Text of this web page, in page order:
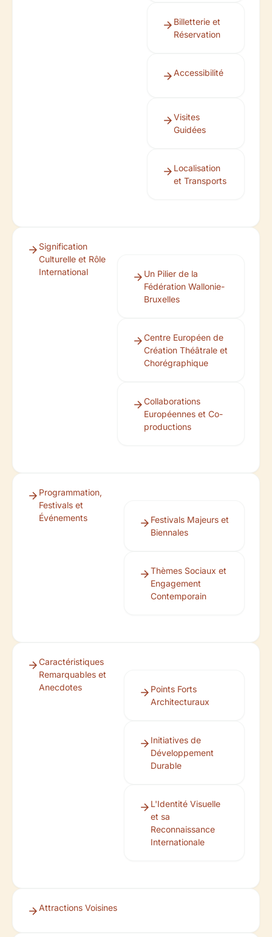
Billetterie et
Réservation
Accessibilité
Visites
Guidées
Localisation
et Transports
Signification
Culturelle et Rôle
International
Un Pilier de la
Fédération Wallonie-
Bruxelles
Centre Européen de
Création Théâtrale et
Chorégraphique
Collaborations
Européennes et Co-
productions
Programmation,
Festivals et
Événements
Festivals Majeurs et
Biennales
Thèmes Sociaux et
Engagement
Contemporain
Caractéristiques
Remarquables et
Anecdotes
Points Forts
Architecturaux
Initiatives de
Développement
Durable
L'Identité Visuelle
et sa
Reconnaissance
Internationale
Attractions Voisines